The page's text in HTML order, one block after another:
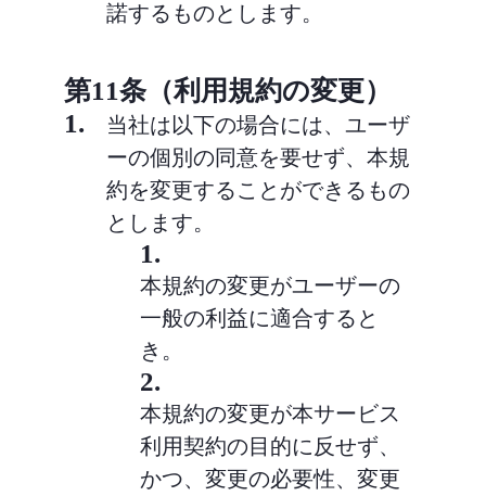
諾するものとします。
第11条（利用規約の変更）
1.
当社は以下の場合には、ユーザ
ーの個別の同意を要せず、本規
約を変更することができるもの
とします。
1.
本規約の変更がユーザーの
一般の利益に適合すると
き。
2.
本規約の変更が本サービス
利用契約の目的に反せず、
かつ、変更の必要性、変更